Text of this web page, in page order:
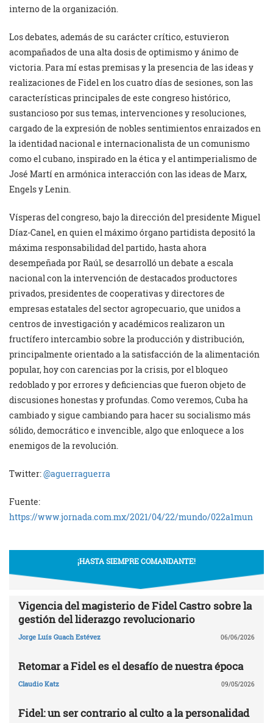
interno de la organización.
Los debates, además de su carácter crítico, estuvieron
acompañados de una alta dosis de optimismo y ánimo de
victoria. Para mí estas premisas y la presencia de las ideas y
realizaciones de Fidel en los cuatro días de sesiones, son las
características principales de este congreso histórico,
sustancioso por sus temas, intervenciones y resoluciones,
cargado de la expresión de nobles sentimientos enraizados en
la identidad nacional e internacionalista de un comunismo
como el cubano, inspirado en la ética y el antimperialismo de
José Martí en armónica interacción con las ideas de Marx,
Engels y Lenin.
Vísperas del congreso, bajo la dirección del presidente Miguel
Díaz-Canel, en quien el máximo órgano partidista depositó la
máxima responsabilidad del partido, hasta ahora
desempeñada por Raúl, se desarrolló un debate a escala
nacional con la intervención de destacados productores
privados, presidentes de cooperativas y directores de
empresas estatales del sector agropecuario, que unidos a
centros de investigación y académicos realizaron un
fructífero intercambio sobre la producción y distribución,
principalmente orientado a la satisfacción de la alimentación
popular, hoy con carencias por la crisis, por el bloqueo
redoblado y por errores y deficiencias que fueron objeto de
discusiones honestas y profundas. Como veremos, Cuba ha
cambiado y sigue cambiando para hacer su socialismo más
sólido, democrático e invencible, algo que enloquece a los
enemigos de la revolución.
Twitter:@aguerraguerra
Fuente:
https://www.jornada.com.mx/2021/04/22/mundo/022a1mun
¡HASTA SIEMPRE COMANDANTE!
Vigencia del magisterio de Fidel Castro sobre la
gestión del liderazgo revolucionario
Jorge Luís Guach Estévez 06/06/2026
Retomar a Fidel es el desafío de nuestra época
Claudio Katz 09/05/2026
Fidel: un ser contrario al culto a la personalidad